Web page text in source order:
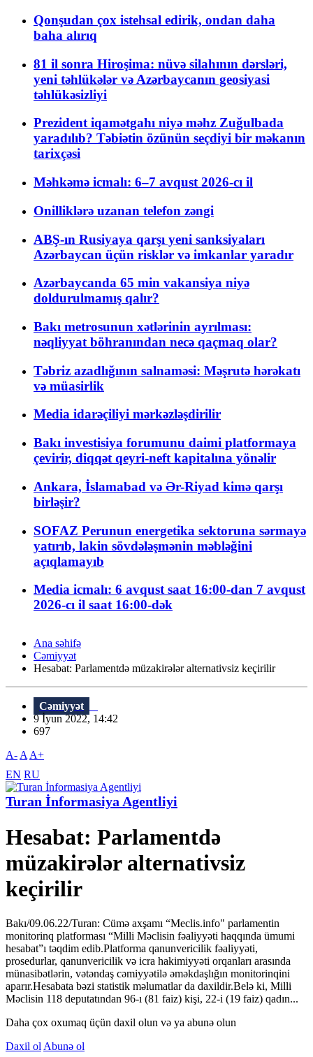
Qonşudan çox istehsal edirik, ondan daha
baha alırıq
81 il sonra Hiroşima: nüvə silahının dərsləri,
yeni təhlükələr və Azərbaycanın geosiyasi
təhlükəsizliyi
Prezident iqamətgahı niyə məhz Zuğulbada
yaradılıb? Təbiətin özünün seçdiyi bir məkanın
tarixçəsi
Məhkəmə icmalı: 6–7 avqust 2026-cı il
Onilliklərə uzanan telefon zəngi
ABŞ-ın Rusiyaya qarşı yeni sanksiyaları
Azərbaycan üçün risklər və imkanlar yaradır
Azərbaycanda 65 min vakansiya niyə
doldurulmamış qalır?
Bakı metrosunun xətlərinin ayrılması:
nəqliyyat böhranından necə qaçmaq olar?
Təbriz azadlığının salnaməsi: Məşrutə hərəkatı
və müasirlik
Media idarəçiliyi mərkəzləşdirilir
Bakı investisiya forumunu daimi platformaya
çevirir, diqqət qeyri-neft kapitalına yönəlir
Ankara, İslamabad və Ər-Riyad kimə qarşı
birləşir?
SOFAZ Perunun energetika sektoruna sərmayə
yatırıb, lakin sövdələşmənin məbləğini
açıqlamayıb
Media icmalı: 6 avqust saat 16:00-dan 7 avqust
2026-cı il saat 16:00-dək
Ana səhifə
Cəmiyyət
Hesabat: Parlamentdə müzakirələr alternativsiz keçirilir
Cəmiyyət
9 İyun 2022, 14:42
697
A- A A+
EN RU
Turan İnformasiya Agentliyi
Hesabat: Parlamentdə
müzakirələr alternativsiz
keçirilir
Bakı/09.06.22/Turan: Cümə axşamı “Meclis.info" parlamentin
monitorinq platforması “Milli Məclisin fəaliyyəti haqqında ümumi
hesabat”ı təqdim edib.Platforma qanunvericilik fəaliyyəti,
prosedurlar, qanunvericilik və icra hakimiyyəti orqanları arasında
münasibətlərin, vətəndaş cəmiyyətilə əməkdaşlığın monitorinqini
aparır.Hesabata bəzi statistik məlumatlar da daxildir.Belə ki, Milli
Məclisin 118 deputatından 96-ı (81 faiz) kişi, 22-i (19 faiz) qadın...
Daha çox oxumaq üçün daxil olun və ya abunə olun
Daxil ol Abunə ol